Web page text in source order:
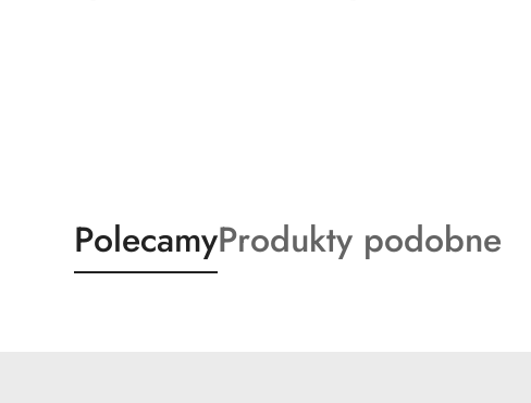
Produkty
o
PolecamyProdukty
o
Produkty podobne